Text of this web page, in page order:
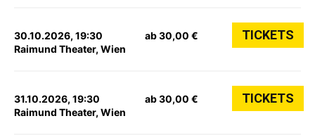
30.10.2026, 19:30
Raimund Theater, Wien
ab 30,00 € TICKETS
31.10.2026, 19:30
Raimund Theater, Wien
ab 30,00 € TICKETS